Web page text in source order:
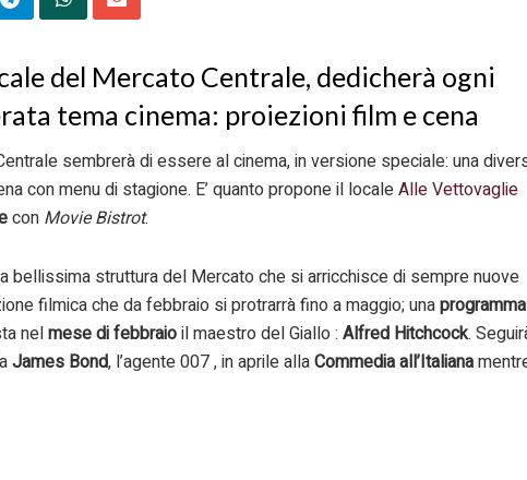
del Mercato Centrale, dedicherà ogni
tema cinema: proiezioni film e cena
sembrerà di essere al cinema, in versione speciale: una
con menu di stagione. E’ quanto propone il localeAlle Vettovaglie
con Movie Bistrot.
bellissima struttura del Mercato che si arricchisce di sempre nuove
filmica che da febbraio si protrarrà fino a maggio; una
nelmese di febbraioil maestro del Giallo : Alfred Hitchcock.
James Bond, l’agente 007 , in aprile allaCommedia all’Italiana